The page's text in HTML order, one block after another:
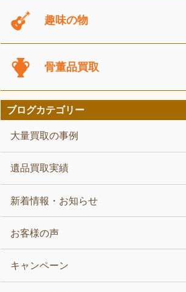
趣味の物
骨董品買取
ブログカテゴリー
大量買取の事例
遺品買取実績
新着情報・お知らせ
お客様の声
キャンペーン